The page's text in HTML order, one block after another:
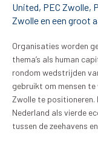
De club
Tickets
Matchdays
United, PEC Zwolle,
Zwolle en een groot
Organisaties worden
thema’s als human
rondom wedstrijden
gebruikt om mensen
Zwolle te positioneren.
Nederland als vierde
tussen de zeehavens